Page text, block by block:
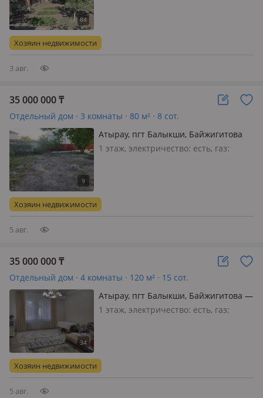
просторным участком на первой
линии у реки Урал! Предлагаем к
Хозяин недвижимости
3 авг.
35 000 000₸
Отдельный дом · 3 комнаты · 80 м² · 8 сот.
Атырау, пгт Балыкши, Байжигитова
1 этаж, электричество: есть, газ:
тихом, экологически чистом районе,
отличная локация всё в шагов…
Хозяин недвижимости
5 авг.
35 000 000₸
Отдельный дом · 4 комнаты · 120 м² · 15 сот.
Атырау, пгт Балыкши, Байжигитова —
Стадион
1 этаж, электричество: есть, газ:
отдельным гос. актом, по 7.5 соток,
напротив стадиона в спальном,
Хозяин недвижимости
5 авг.